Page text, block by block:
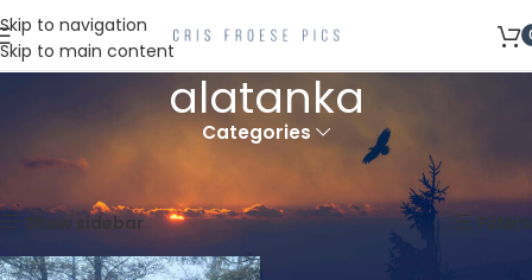
Skip to navigation
Skip to main content
alatanka
Categories
Strona główna
Produkty oznaczone “alatanka”
Show sidebar
Filters